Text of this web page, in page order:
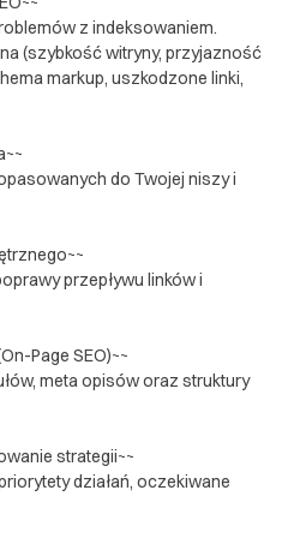
SIĘ WIĘCEJ
z indeksowaniem.
(szybkość witryny, przyjazność
markup, uszkodzone linki,
do Twojej niszy i
przepływu linków i
Page SEO)~~
meta opisów oraz struktury
strategii~~
działań, oczekiwane